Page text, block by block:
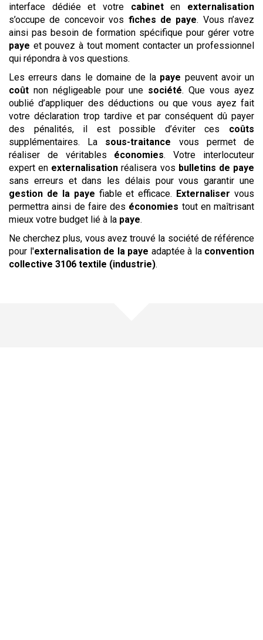
interface dédiée et votre cabineten externalisation
s’occupe de concevoir vos fiches de paye. Vous n’avez
ainsi pas besoin de formation spécifique pour gérer votre
paye et pouvez à tout moment contacter un professionnel
qui répondra à vos questions.
Les erreurs dans le domaine de la paye peuvent avoir un
coût non négligeable pour une société. Que vous ayez
oublié d’appliquer des déductions ou que vous ayez fait
votre déclaration trop tardive et par conséquent dû payer
des pénalités, il est possible d’éviter ces coûts
supplémentaires. La sous-traitance vous permet de
réaliser de véritables économies. Votre interlocuteur
expert en externalisation réalisera vos bulletins de paye
sans erreurs et dans les délais pour vous garantir une
gestion de la paye fiable et efficace. Externaliser vous
permettra ainsi de faire des économies tout en maîtrisant
mieux votre budget lié à la paye.
Ne cherchez plus, vous avez trouvé la société de référence
pour l'externalisation de la paye adaptée à la convention
collective 3106 textile (industrie).